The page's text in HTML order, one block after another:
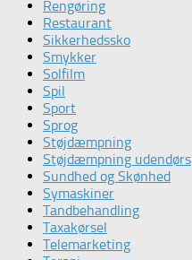
Rengøring
Restaurant
Sikkerhedssko
Smykker
Solfilm
Spil
Sport
Sprog
Støjdæmpning
Støjdæmpning udendørs
Sundhed og Skønhed
Symaskiner
Tandbehandling
Taxakørsel
Telemarketing